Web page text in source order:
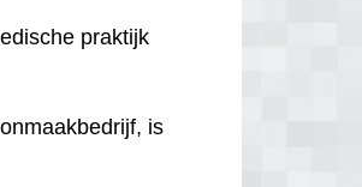
praktijk
is